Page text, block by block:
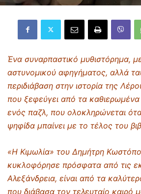
Ένα συναρπαστικό μυθιστόρημα,
αστυνομικού αφηγήματος, αλλά
περιδιάβαση στην ιστορία της
που ξεφεύγει από τα
ενός παζλ, που ολοκληρώνεται
ψηφίδα μπαίνει με το τέλος του
«Η Κιμωλία» του Δημήτρη
κυκλοφόρησε πρόσφατα από τις
Αλεξάνδρεια, είναι από τα
που διάβασα τον τελευταίο καιρό